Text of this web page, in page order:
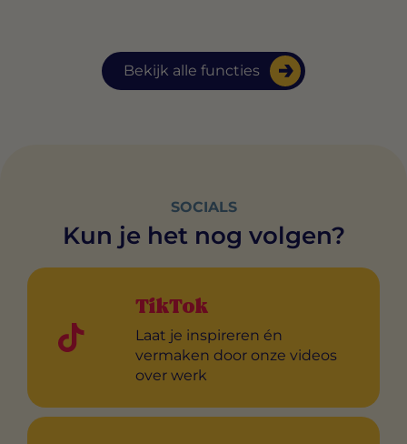
Bekijk alle functies
SOCIALS
Kun je het nog volgen?
TikTok
Laat je inspireren én
vermaken door onze videos
over werk